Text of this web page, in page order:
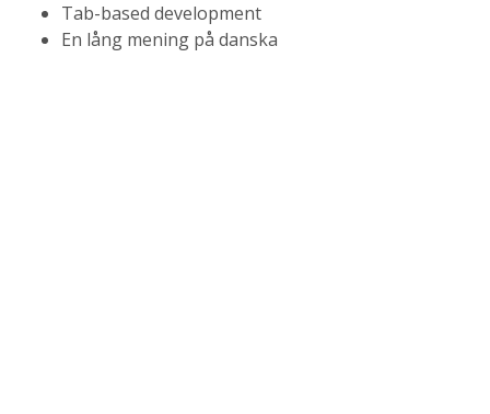
Tab-based development
En lång mening på danska